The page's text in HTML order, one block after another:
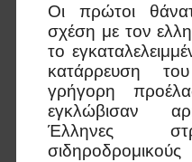
Οι πρώτοι
σχέση με τον
το
κατάρρευση
γρήγορη
εγκλώβισαν
Έλληνες